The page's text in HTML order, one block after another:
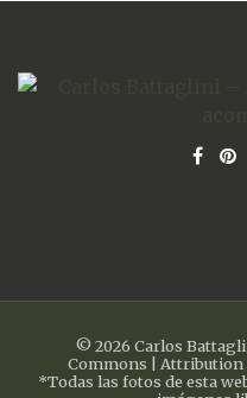
© 2026 Carlos
Commons | Attribution
*Todas las fotos de esta